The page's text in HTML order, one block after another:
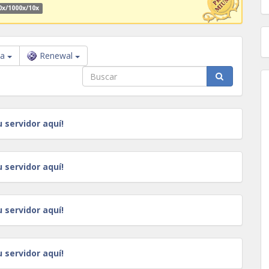
1000x/10x
Renewal
servidor aquí!
servidor aquí!
servidor aquí!
servidor aquí!